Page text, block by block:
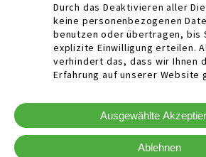
WEITERE LINKS
Unternehmen
Stelleangebote / Jobs
AGB
Downloads
Durch das Deaktivieren aller
keine personenbezogenen
benutzen oder übertragen, bis
explizite Einwilligung erteilen.
verhindert das, dass wir Ihnen
Erfahrung auf unserer Website
Ablehnen
Ausgewählte